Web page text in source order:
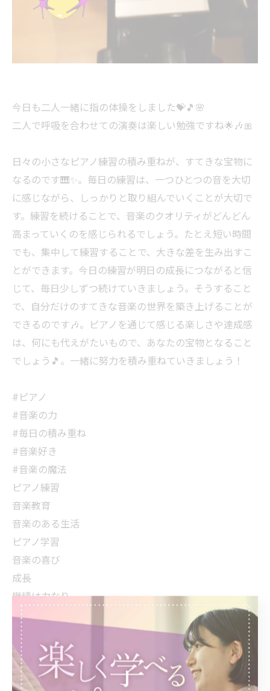
今日も二人一緒に指の体操をしました💝🎵🌸
二人で呼吸を合わせての演奏は楽しい勉強ですね🌟🎶🎀
日々の小さなピアノ練習の積み重ねが、すてきな宝物に
なるのです🎹✨。毎日の練習は、一つひとつの音を大切
に感じながら、しっかりと取り組んでいくことが大切で
す。練習を続けることで、音楽のクオリティがどんどん
高まっていくのを感じられるでしょう。たとえ短い時間
でも、集中して練習することで、大きな差を生み出すこ
とができます。今日の練習が明日の成長につながると信
じて、毎日少しずつ続けていきましょう。そうすること
で、自分だけのすてきな音楽の世界を築き上げることが
できるのです🎶。ピアノを通じて感じる楽しさや達成感
は、何にも代えがたいもので、あなたの宝物となること
でしょう🎵。一緒に努力を積み重ねていきましょう！
#ピアノ
#音楽の力
#毎日の積み重ね
#音楽好き
#音楽の魔法
ピアノ練習
音楽教育
音楽のある生活
ピアノ学習
音楽の喜び
成長
継続は力なり
集中力アップ
音楽好きな人と繋がりたい
自分のスタイル
達成感